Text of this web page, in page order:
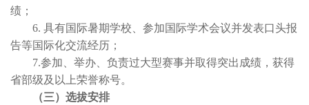
绩；
6. 具有国际暑期学校、参加国际学术会议并发表口头报
告等国际化交流经历；
7.参加、举办、负责过大型赛事并取得突出成绩，获得
省部级及以上荣誉称号。
（三）选拔安排